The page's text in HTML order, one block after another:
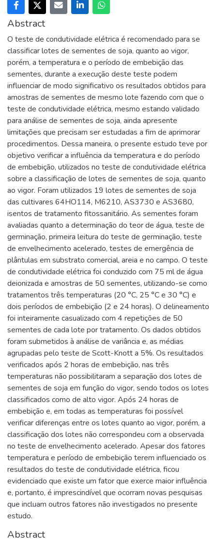
Abstract
O teste de condutividade elétrica é recomendado para se
classificar lotes de sementes de soja, quanto ao vigor,
porém, a temperatura e o período de embebição das
sementes, durante a execução deste teste podem
influenciar de modo significativo os resultados obtidos para
amostras de sementes de mesmo lote fazendo com que o
teste de condutividade elétrica, mesmo estando validado
para análise de sementes de soja, ainda apresente
limitações que precisam ser estudadas a fim de aprimorar
procedimentos. Dessa maneira, o presente estudo teve por
objetivo verificar a influência da temperatura e do período
de embebição, utilizados no teste de condutividade elétrica
sobre a classificação de lotes de sementes de soja, quanto
ao vigor. Foram utilizados 19 lotes de sementes de soja
das cultivares 64HO114, M6210, AS3730 e AS3680,
isentos de tratamento fitossanitário. As sementes foram
avaliadas quanto a determinação do teor de água, teste de
germinação, primeira leitura do teste de germinação, teste
de envelhecimento acelerado, testes de emergência de
plântulas em substrato comercial, areia e no campo. O teste
de condutividade elétrica foi conduzido com 75 ml de água
deionizada e amostras de 50 sementes, utilizando-se como
tratamentos três temperaturas (20 °C, 25 °C e 30 °C) e
dois períodos de embebição (2 e 24 horas). O delineamento
foi inteiramente casualizado com 4 repetições de 50
sementes de cada lote por tratamento. Os dados obtidos
foram submetidos à análise de variância e, as médias
agrupadas pelo teste de Scott-Knott a 5%. Os resultados
verificados após 2 horas de embebição, nas três
temperaturas não possibilitaram a separação dos lotes de
sementes de soja em função do vigor, sendo todos os lotes
classificados como de alto vigor. Após 24 horas de
embebição e, em todas as temperaturas foi possível
verificar diferenças entre os lotes quanto ao vigor, porém, a
classificação dos lotes não correspondeu com a observada
no teste de envelhecimento acelerado. Apesar dos fatores
temperatura e período de embebição terem influenciado os
resultados do teste de condutividade elétrica, ficou
evidenciado que existe um fator que exerce maior influência
e, portanto, é imprescindível que ocorram novas pesquisas
que incluam outros fatores não investigados no presente
estudo.
Abstract